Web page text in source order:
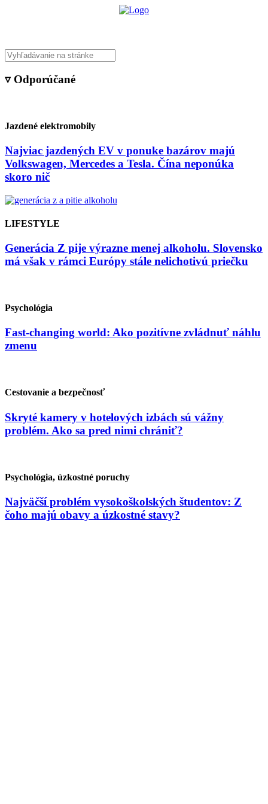
▿ Odporúčané
Jazdené elektromobily
Najviac jazdených EV v ponuke bazárov majú
Volkswagen, Mercedes a Tesla. Čína neponúka
skoro nič
LIFESTYLE
Generácia Z pije výrazne menej alkoholu. Slovensko
má však v rámci Európy stále nelichotivú priečku
Psychológia
Fast-changing world: Ako pozitívne zvládnuť náhlu
zmenu
Cestovanie a bezpečnosť
Skryté kamery v hotelových izbách sú vážny
problém. Ako sa pred nimi chrániť?
Psychológia, úzkostné poruchy
Najväčší problém vysokoškolských študentov: Z
čoho majú obavy a úzkostné stavy?